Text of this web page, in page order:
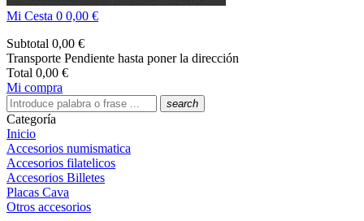
Mi Cesta 0 0,00 €
Subtotal 0,00 €
Transporte Pendiente hasta poner la dirección
Total 0,00 €
Mi compra
search
Categoría
Inicio
Accesorios numismatica
Accesorios filatelicos
Accesorios Billetes
Placas Cava
Otros accesorios